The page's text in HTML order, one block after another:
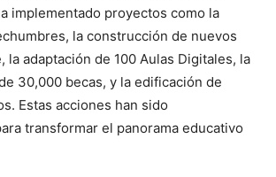
implementado proyectos como la
la construcción de nuevos
la adaptación de 100 Aulas Digitales, la
30,000 becas, y la edificación de
Estas acciones han sido
transformar el panorama educativo